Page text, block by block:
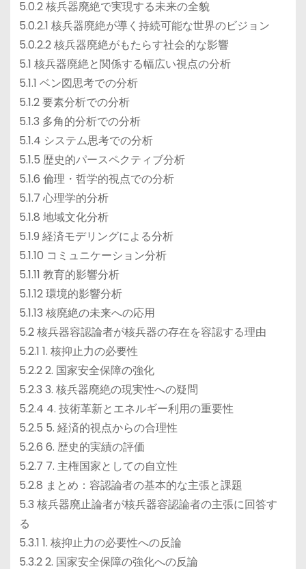
5.0.2 核兵器廃絶で実現する未来の全貌
5.0.2.1 核兵器廃絶が導く持続可能な世界のビジョン
5.0.2.2 核兵器廃絶がもたらす社会的な影響
5.1 核兵器廃絶と関係する幅広い視点の分析
5.1.1 ベン図思考での分析
5.1.2 要素分析での分析
5.1.3 多角的分析での分析
5.1.4 システム思考での分析
5.1.5 歴史的パースペクティブ分析
5.1.6 倫理・哲学的視点での分析
5.1.7 心理学的分析
5.1.8 地域文化分析
5.1.9 経済モデリングによる分析
5.1.10 コミュニケーション分析
5.1.11 教育的影響分析
5.1.12 環境的影響分析
5.1.13 核廃絶の未来への応用
5.2 核兵器容認論者が核兵器の存在を容認する理由
5.2.1 1. 核抑止力の必要性
5.2.2 2. 国家安全保障の強化
5.2.3 3. 核兵器廃絶の現実性への疑問
5.2.4 4. 技術革新とエネルギー利用の重要性
5.2.5 5. 経済的視点からの合理性
5.2.6 6. 歴史的実績の評価
5.2.7 7. 主権国家としての自立性
5.2.8 まとめ：容認論者の基本的な主張と課題
5.3 核兵器廃止論者が核兵器容認論者の主張に回答す
る
5.3.1 1. 核抑止力の必要性への反論
5.3.2 2. 国家安全保障の強化への反論